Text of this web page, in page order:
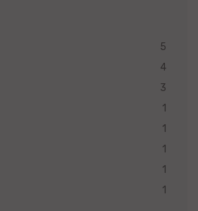
5
4
3
1
1
1
1
1